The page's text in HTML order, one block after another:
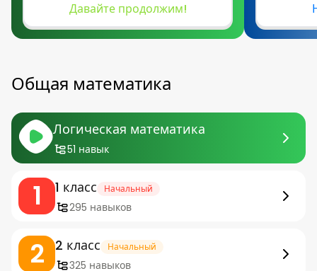
Давайте продолжим!
Общая математика
Логическая математика
51 навык
1 1 класс Начальный
295 навыков
2 2 класс Начальный
325 навыков